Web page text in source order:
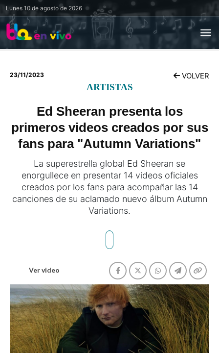
Lunes 10 de agosto de 2026
23/11/2023 VOLVER
ARTISTAS
Ed Sheeran presenta los
primeros videos creados por sus
fans para "Autumn Variations"
La superestrella global Ed Sheeran se
enorgullece en presentar 14 videos oficiales
creados por los fans para acompañar las 14
canciones de su aclamado nuevo álbum Autumn
Variations.
Ver video